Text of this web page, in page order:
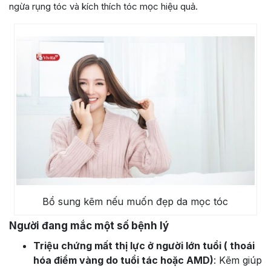
ngừa rụng tóc và kích thích tóc mọc hiệu quả.
Bổ sung kẽm nếu muốn đẹp da mọc tóc
Người đang mắc một số bệnh lý
Triệu chứng mất thị lực ở người lớn tuổi ( thoái
hóa điểm vàng do tuổi tác hoặc AMD): Kẽm giúp